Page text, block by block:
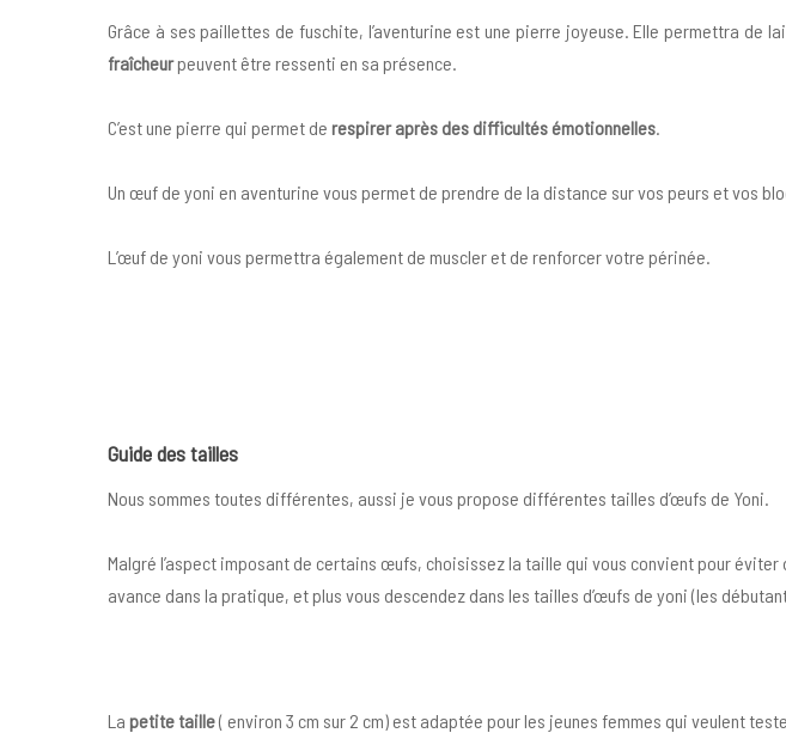
Grâce à ses paillettes de fuschite, l’aventurine est une pierre joyeuse. Elle permettra de
fraîcheurpeuvent être ressenti en sa présence.
C’est une pierre qui permet derespirer après des difficultés émotionnelles.
Un œuf de yoni en aventurine vous permet de prendre de la distance sur vos peurs et vos
L’œuf de yoni vous permettra également de muscler et de renforcer votre périnée.
Guide des tailles
Nous sommes toutes différentes, aussi je vous propose différentes tailles d’œufs de Yoni.
Malgré l’aspect imposant de certains œufs, choisissez la taille qui vous convient pour
avance dans la pratique, et plus vous descendez dans les tailles d’œufs de yoni (les
Lapetite taille( environ 3 cm sur 2 cm) est adaptée pour les jeunes femmes qui veulent